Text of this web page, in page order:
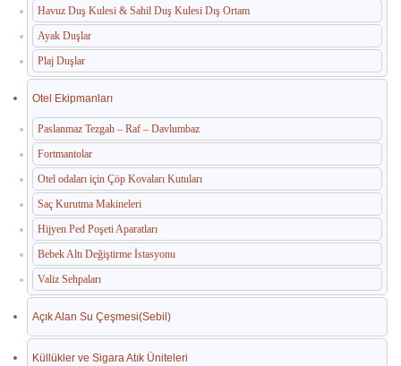
Havuz Duş Kulesi & Sahil Duş Kulesi Dış Ortam
Ayak Duşlar
Plaj Duşlar
Otel Ekipmanları
Paslanmaz Tezgah – Raf – Davlumbaz
Fortmantolar
Otel odaları için Çöp Kovaları Kutuları
Saç Kurutma Makineleri
Hijyen Ped Poşeti Aparatları
Bebek Altı Değiştirme İstasyonu
Valiz Sehpaları
Açık Alan Su Çeşmesi(Sebil)
Küllükler ve Sigara Atık Üniteleri